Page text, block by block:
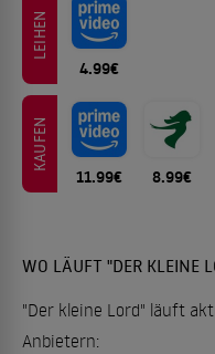
LEIHEN
4.99€
KAUFEN
11.99€ 8.99€
WO LÄUFT "DER KLEINE
"Der kleine Lord" läuft
Anbietern: